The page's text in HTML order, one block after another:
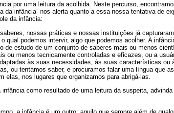
por uma leitura da acolhida. Neste percurso,
da infância” nos alerta quanto a essa nossa tentativa de
da infância:
nossas práticas e nossas instituições já
qual podemos intervir, algo que podemos acolher. A
de estudo de um conjunto de saberes mais ou menos
ou menos tecnicamente controladas e eficazes, ou a
às suas necessidades, às suas características ou
ou tentamos saber, e procuramos falar uma língua que
elas, nos lugares que organizamos para abrigá-las.
como resultado de uma leitura da suspeita,